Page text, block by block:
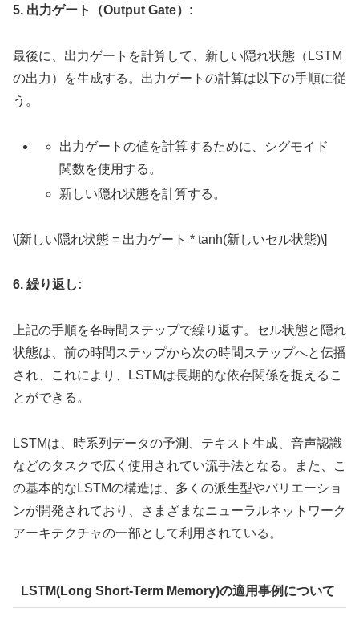
5. 出力ゲート（Output Gate）:
最後に、出力ゲートを計算して、新しい隠れ状態（LSTM
の出力）を生成する。出力ゲートの計算は以下の手順に従
う。
出力ゲートの値を計算するために、シグモイド
関数を使用する。
新しい隠れ状態を計算する。
\[新しい隠れ状態 = 出力ゲート * tanh(新しいセル状態)\]
6. 繰り返し:
上記の手順を各時間ステップで繰り返す。セル状態と隠れ
状態は、前の時間ステップから次の時間ステップへと伝播
され、これにより、LSTMは長期的な依存関係を捉えるこ
とができる。
LSTMは、時系列データの予測、テキスト生成、音声認識
などのタスクで広く使用されてい流手法となる。また、こ
の基本的なLSTMの構造は、多くの派生型やバリエーショ
ンが開発されており、さまざまなニューラルネットワーク
アーキテクチャの一部として利用されている。
LSTM(Long Short-Term Memory)の適用事例について